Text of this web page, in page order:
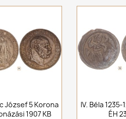
József 5 Korona
1907 KB
IV. Béla
ÉH